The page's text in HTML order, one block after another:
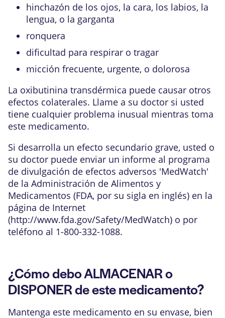
hinchazón de los ojos, la cara, los labios, la
lengua, o la garganta
ronquera
dificultad para respirar o tragar
micción frecuente, urgente, o dolorosa
La oxibutinina transdérmica puede causar otros
efectos colaterales. Llame a su doctor si usted
tiene cualquier problema inusual mientras toma
este medicamento.
Si desarrolla un efecto secundario grave, usted o
su doctor puede enviar un informe al programa
de divulgación de efectos adversos 'MedWatch'
de la Administración de Alimentos y
Medicamentos (FDA, por su sigla en inglés) en la
página de Internet
(http://www.fda.gov/Safety/MedWatch) o por
teléfono al 1-800-332-1088.
¿Cómo debo ALMACENAR o
DISPONER de este medicamento?
Mantenga este medicamento en su envase, bien